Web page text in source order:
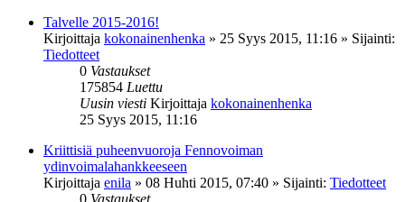
Talvelle 2015-2016!
Kirjoittaja kokonainenhenka » 25 Syys 2015, 11:16 » Sijainti:
Tiedotteet
0 Vastaukset
175854 Luettu
Uusin viesti Kirjoittaja kokonainenhenka
25 Syys 2015, 11:16
Kriittisiä puheenvuoroja Fennovoiman
ydinvoimalahankkeeseen
Kirjoittaja enila » 08 Huhti 2015, 07:40 » Sijainti: Tiedotteet
0 Vastaukset